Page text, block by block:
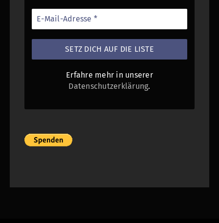
Erfahre mehr in unserer
Datenschutzerklärung.